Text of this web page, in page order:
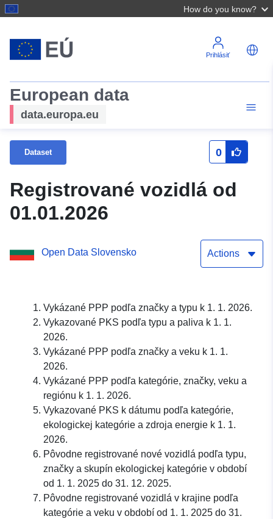
How do you know?
Prihlásiť
European data
data.europa.eu
Dataset 0
Registrované vozidlá od
01.01.2026
Open Data Slovensko Actions
Vykázané PPP podľa značky a typu k 1. 1. 2026.
Vykazované PKS podľa typu a paliva k 1. 1.
2026.
Vykázané PPP podľa značky a veku k 1. 1.
2026.
Vykázané PPP podľa kategórie, značky, veku a
regiónu k 1. 1. 2026.
Vykazované PKS k dátumu podľa kategórie,
ekologickej kategórie a zdroja energie k 1. 1.
2026.
Pôvodne registrované nové vozidlá podľa typu,
značky a skupín ekologickej kategórie v období
od 1. 1. 2025 do 31. 12. 2025.
Pôvodne registrované vozidlá v krajine podľa
kategórie a veku v období od 1. 1. 2025 do 31.